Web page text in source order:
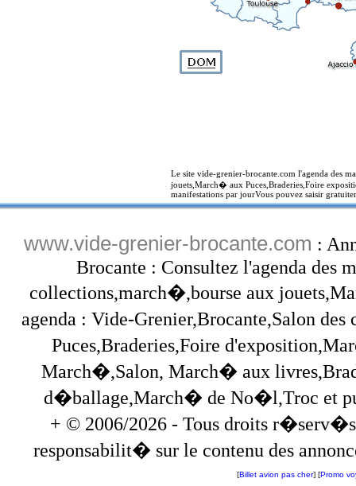
Le site vide-grenier-brocante.com l'agenda des
jouets,March� aux Puces,Braderies,Foire
manifestations par jourVous pouvez saisir
www.vide-grenier-brocante.com :
Brocante : Consultez l'agenda des
collections,march�,bourse aux
agenda : Vide-Grenier,Brocante,Salon
Puces,Braderies,Foire
March�,Salon, March� aux
d�ballage,March� de No�l,Troc et
+ © 2006/2026 - Tous droits
responsabilit� sur le contenu des
[Billet avion pas cher] [Promo